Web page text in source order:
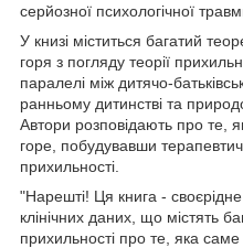
серйозної психологічної
У книзі міститься багатий
горя з погляду теорії
паралелі між дитячо-
ранньому дитинстві та
Автори розповідають про те,
горе, побудувавши
прихильності.
"Нарешті! Ця книга -
клінічних даних, що містять
прихильності про те, яка